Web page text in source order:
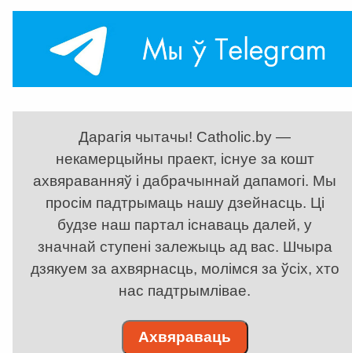
Дарагія чытачы! Catholic.by —
некамерцыйны праект, існуе за кошт
ахвяраванняў і дабрачыннай дапамогі. Мы
просім падтрымаць нашу дзейнасць. Ці
будзе наш партал існаваць далей, у
значнай ступені залежыць ад вас. Шчыра
дзякуем за ахвярнасць, молімся за ўсіх, хто
нас падтрымлівае.
Ахвяраваць